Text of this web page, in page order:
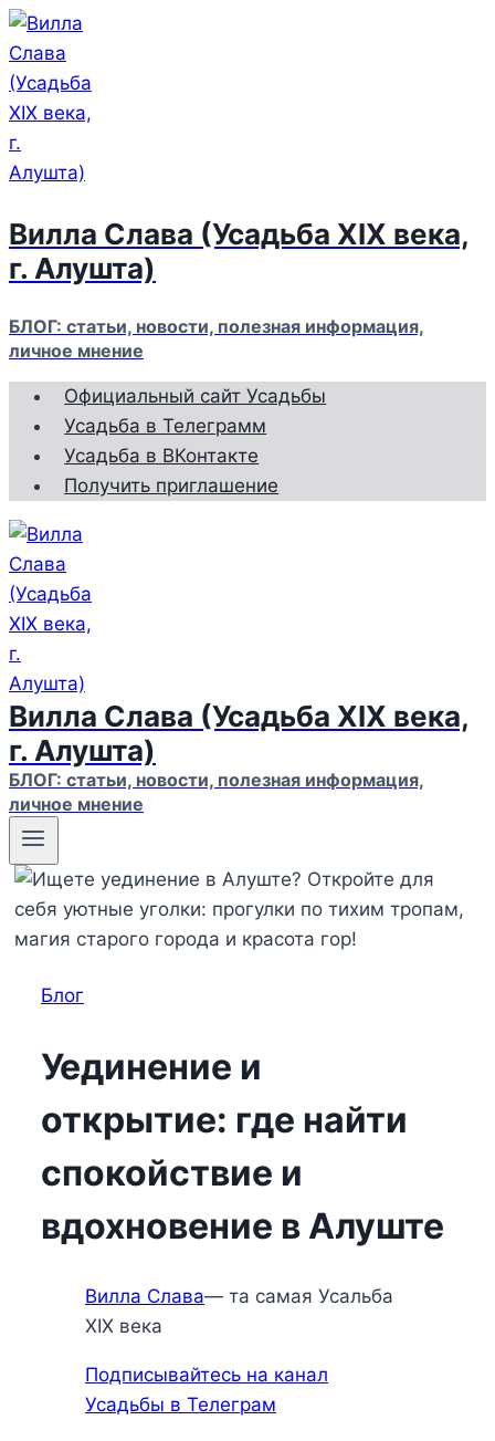
Перейти
к
содержимому
Вилла Слава (Усадьба XIX века,
г. Алушта)
БЛОГ: статьи, новости, полезная информация,
личное мнение
Официальный сайт Усадьбы
Усадьба в Телеграмм
Усадьба в ВКонтакте
Получить приглашение
Вилла Слава (Усадьба XIX века,
г. Алушта)
БЛОГ: статьи, новости, полезная информация,
личное мнение
Блог
Уединение и
открытие: где найти
спокойствие и
вдохновение в Алуште
Вилла Слава— та самая Усальба
XIX века
Подписывайтесь на канал
Усадьбы в Телеграм